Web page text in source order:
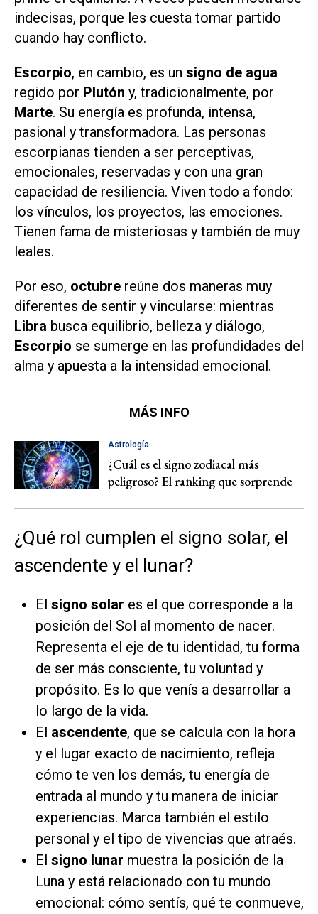
indecisas, porque les cuesta tomar partido
cuando hay conflicto.
Escorpio, en cambio, es un signo de agua
regido por Plutón y, tradicionalmente, por
Marte. Su energía es profunda, intensa,
pasional y transformadora. Las personas
escorpianas tienden a ser perceptivas,
emocionales, reservadas y con una gran
capacidad de resiliencia. Viven todo a fondo:
los vínculos, los proyectos, las emociones.
Tienen fama de misteriosas y también de muy
leales.
Por eso, octubre reúne dos maneras muy
diferentes de sentir y vincularse: mientras
Libra busca equilibrio, belleza y diálogo,
Escorpio se sumerge en las profundidades del
alma y apuesta a la intensidad emocional.
MÁS INFO
Astrología
¿Cuál es el signo zodiacal más
peligroso? El ranking que sorprende
¿Qué rol cumplen el signo solar, el
ascendente y el lunar?
El signo solar es el que corresponde a la
posición del Sol al momento de nacer.
Representa el eje de tu identidad, tu forma
de ser más consciente, tu voluntad y
propósito. Es lo que venís a desarrollar a
lo largo de la vida.
El ascendente, que se calcula con la hora
y el lugar exacto de nacimiento, refleja
cómo te ven los demás, tu energía de
entrada al mundo y tu manera de iniciar
experiencias. Marca también el estilo
personal y el tipo de vivencias que atraés.
El signo lunar muestra la posición de la
Luna y está relacionado con tu mundo
emocional: cómo sentís, qué te conmueve,